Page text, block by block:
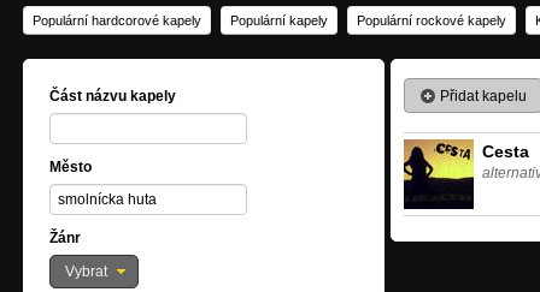
Populární hardcorové kapely Populární kapely Populární rockové kapely
Část názvu kapely
Město
Žánr
Vybrat
Přidat kapelu
Cesta